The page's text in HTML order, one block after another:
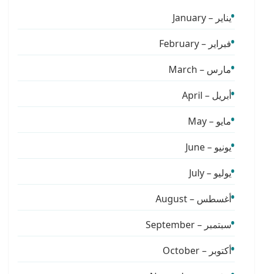
يناير – January
فبراير – February
مارس – March
أبريل – April
مايو – May
يونيو – June
يوليو – July
أغسطس – August
سبتمبر – September
أكتوبر – October